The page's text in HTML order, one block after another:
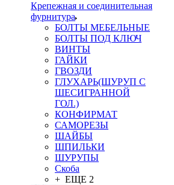
Крепежная и соединительная
фурнитура
БОЛТЫ МЕБЕЛЬНЫЕ
БОЛТЫ ПОД КЛЮЧ
ВИНТЫ
ГАЙКИ
ГВОЗДИ
ГЛУХАРЬ(ШУРУП С
ШЕСИГРАННОЙ
ГОЛ.)
КОНФИРМАТ
САМОРЕЗЫ
ШАЙБЫ
ШПИЛЬКИ
ШУРУПЫ
Скоба
+ ЕЩЕ 2